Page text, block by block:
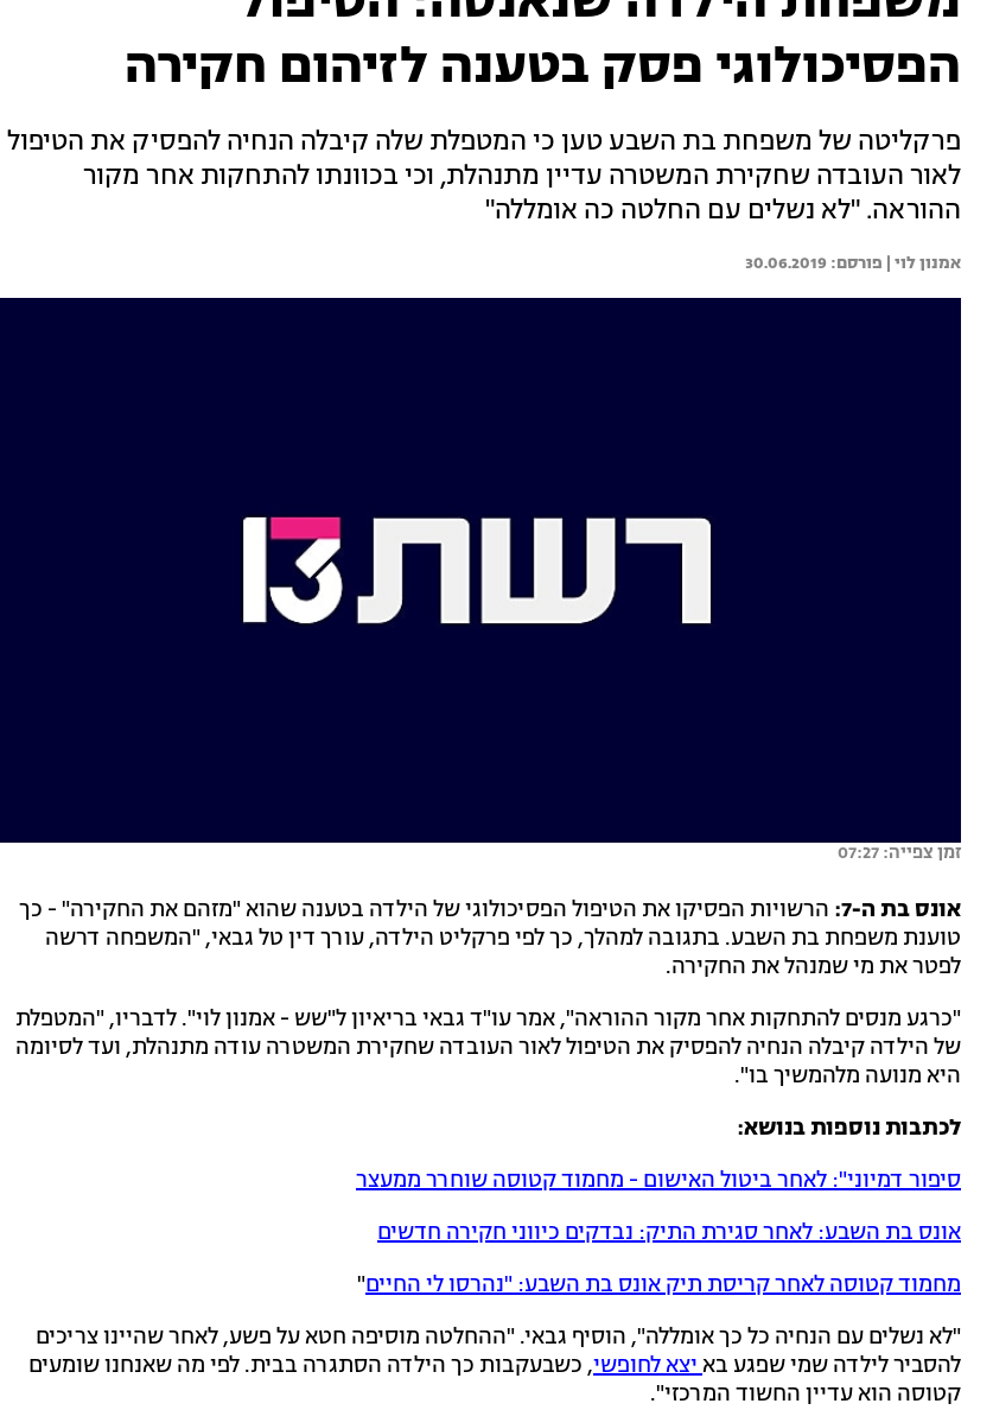
הפסיכולוגי פסק בטענה לזיהום חקירה
פרקליטה של משפחת בת השבע טען כי המטפלת שלה קיבלה הנחיה להפסיק את הטיפול
לאור העובדה שחקירת המשטרה עדיין מתנהלת, וכי בכוונתו להתחקות אחר מקור
ההוראה. "לא נשלים עם החלטה כה אומללה"
אמנון לוי | 30.06.2019
זמן צפייה: 07:27
אונס בת ה-7:
הרשויות הפסיקו את הטיפול הפסיכולוגי של הילדה בטענה שהוא "מזהם את החקירה" - כך
טוענת משפחת בת השבע. בתגובה למהלך, כך לפי פרקליט הילדה, עורך דין טל גבאי, "המשפחה דרשה
לפטר את מי שמנהל את החקירה.
"כרגע מנסים להתחקות אחר מקור ההוראה", אמר עו"ד גבאי בריאיון ל"שש - אמנון לוי". לדבריו, "המטפלת
של הילדה קיבלה הנחיה להפסיק את הטיפול לאור העובדה שחקירת המשטרה עודה מתנהלת, ועד לסיומה
היא מנועה מלהמשיך בו".
לכתבות נוספות בנושא:
סיפור דמיוני": לאחר ביטול האישום - מחמוד קטוסה שוחרר ממעצר
אונס בת השבע: לאחר סגירת התיק: נבדקים כיווני חקירה חדשים
מחמוד קטוסה לאחר קריסת תיק אונס בת השבע: "נהרסו לי החיים"
"לא נשלים עם הנחיה כל כך אומללה", הוסיף גבאי. "ההחלטה מוסיפה חטא על פשע, לאחר שהיינו צריכים
להסביר לילדה שמי שפגע באיצא לחופשי, כשבעקבות כך הילדה הסתגרה בבית. לפי מה שאנחנו שומעים
קטוסה הוא עדיין החשוד המרכזי".